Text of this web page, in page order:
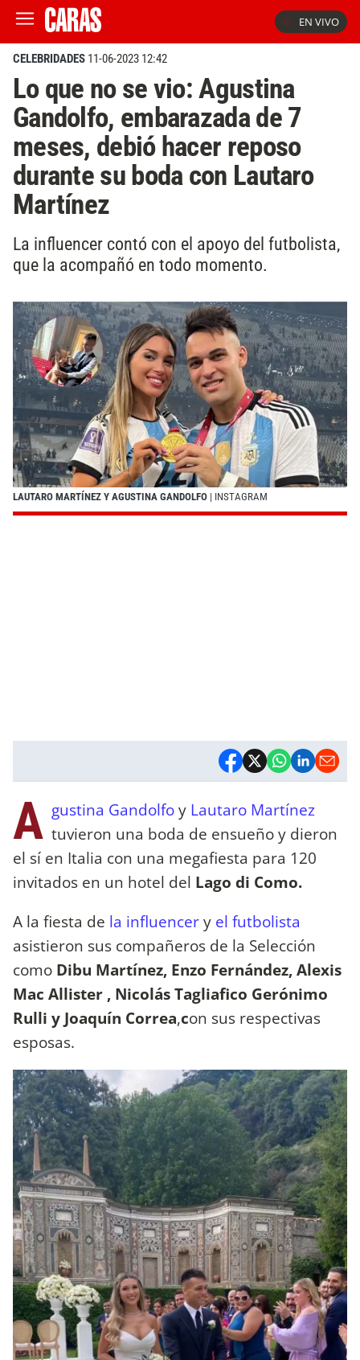
EN VIVO
CELEBRIDADES 11-06-2023 12:42
Lo que no se vio: Agustina
Gandolfo, embarazada de 7
meses, debió hacer reposo
durante su boda con Lautaro
Martínez
La influencer contó con el apoyo del futbolista,
que la acompañó en todo momento.
LAUTARO MARTÍNEZ Y AGUSTINA GANDOLFO | INSTAGRAM
A gustina Gandolfoy Lautaro Martínez
tuvieron una boda de ensueño y dieron
el sí en Italia con una megafiesta para 120
invitados en un hotel del Lago di Como.
A la fiesta de la influencery el futbolista
asistieron sus compañeros de la Selección
como Dibu Martínez, Enzo Fernández, Alexis
Mac Allister , Nicolás Tagliafico Gerónimo
Rulli y Joaquín Correa,con sus respectivas
esposas.